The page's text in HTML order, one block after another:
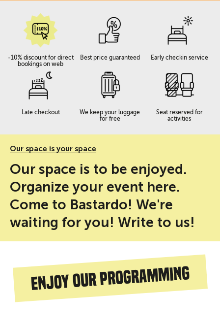
-10% discount for direct
bookings on web
Best price guaranteed Early checkin service
Late checkout
We keep your luggage
for free
Seat reserved for
activities
Our space is your space
Our space is to be enjoyed.
Organize your event here.
Come to Bastardo! We're
waiting for you! Write to us!
Enjoy our programming